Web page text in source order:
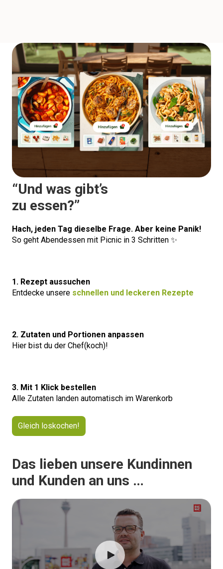
“Und was gibt’s
zu essen?”
Hach, jeden Tag dieselbe Frage. Aber keine Panik!
So geht Abendessen mit Picnic in 3 Schritten ✨
1. Rezept aussuchen
Entdecke unsere schnellen und leckeren Rezepte
2. Zutaten und Portionen anpassen
Hier bist du der Chef(koch)!
3. Mit 1 Klick bestellen
Alle Zutaten landen automatisch im Warenkorb
Gleich loskochen!
Das lieben unsere Kundinnen
und Kunden an uns …